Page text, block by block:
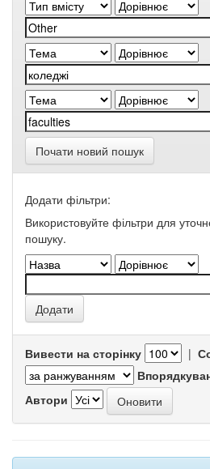
Почати новий пошук
Додати фільтри:
Використовуйте фільтри для
пошуку.
Вивести на сторінку |
Автори